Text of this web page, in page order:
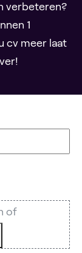
verbeteren?
1
cv meer laat
of